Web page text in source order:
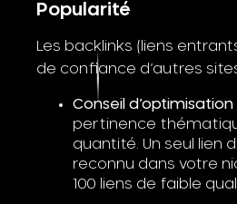
Popularité
Les backlinks (liens
de confiance d’autres
Conseil d’optimisation
pertinence
quantité. Un seul lien
reconnu dans votre
100 liens de faible